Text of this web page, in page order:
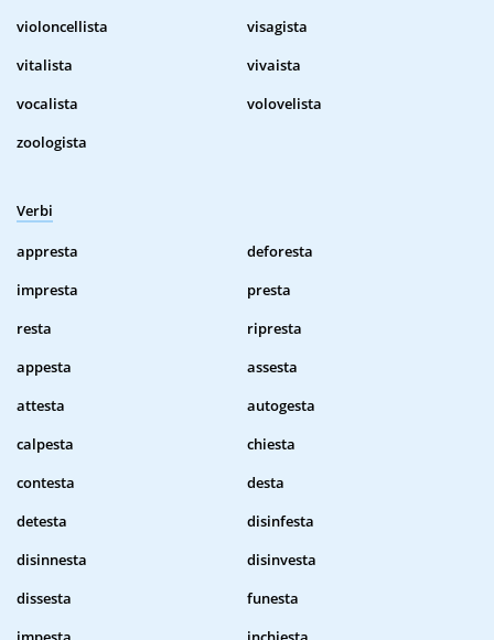
violoncellista
visagista
vitalista
vivaista
vocalista
volovelista
zoologista
Verbi
appresta
deforesta
impresta
presta
resta
ripresta
appesta
assesta
attesta
autogesta
calpesta
chiesta
contesta
desta
detesta
disinfesta
disinnesta
disinvesta
dissesta
funesta